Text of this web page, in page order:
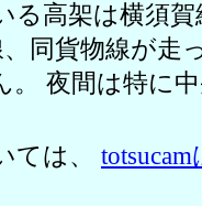
る高架は横須
同貨物線が走
夜間は特に
ては、